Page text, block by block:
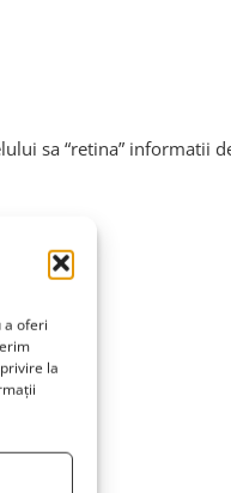
a oferi
la
sa “retina” informatii